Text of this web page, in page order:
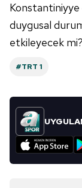
6698 sayılı
hazırlanmış
ilgili mevzuata
Konstantiniyye
duygusal
etkileyecek mi?
#TRT 1